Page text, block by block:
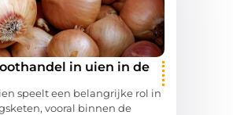
in uien in de
speelt een belangrijke rol in
vooral binnen de